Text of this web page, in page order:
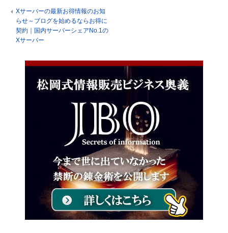
Xサーバーの最新お得情報のお知
らせ～ブログを始めるならお得に
契約｜国内サーバーシェアNo.1の
Xサーバー